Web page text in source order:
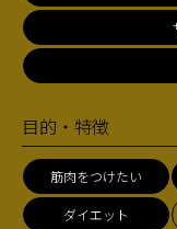
目的・特徴
筋肉をつけたい
ダイエット